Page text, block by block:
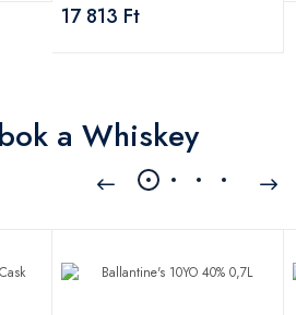
17 813 Ft
a Whiskey